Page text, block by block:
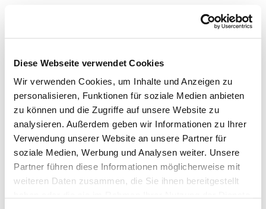
Diese Webseite verwendet Cookies
Wir verwenden Cookies, um Inhalte und Anzeigen zu
personalisieren, Funktionen für soziale Medien anbieten
zu können und die Zugriffe auf unsere Website zu
analysieren. Außerdem geben wir Informationen zu Ihrer
Verwendung unserer Website an unsere Partner für
soziale Medien, Werbung und Analysen weiter. Unsere
Partner führen diese Informationen möglicherweise mit
weiteren Daten zusammen, die Sie ihnen bereitgestellt